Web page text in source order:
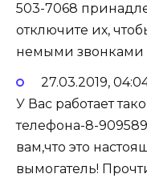
503-7068
отключите их,
немыми звонками
27.03.2019,
У Вас работает
телефона-8-
вам,что это
вымогатель!